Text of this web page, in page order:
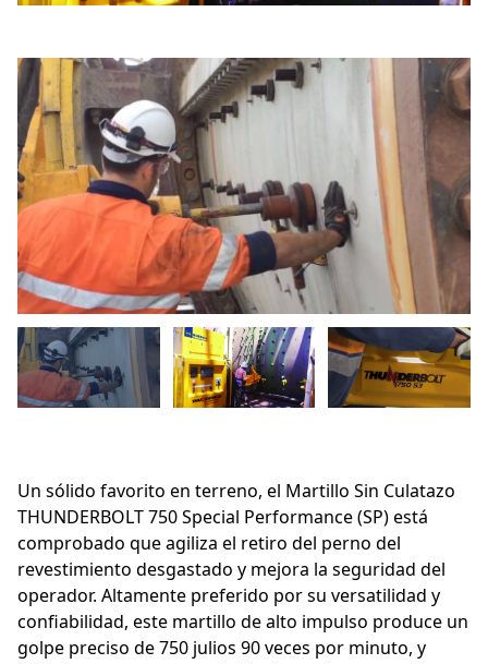
Un sólido favorito en terreno, el Martillo Sin Culatazo
THUNDERBOLT 750 Special Performance (SP) está
comprobado que agiliza el retiro del perno del
revestimiento desgastado y mejora la seguridad del
operador. Altamente preferido por su versatilidad y
confiabilidad, este martillo de alto impulso produce un
golpe preciso de 750 julios 90 veces por minuto, y